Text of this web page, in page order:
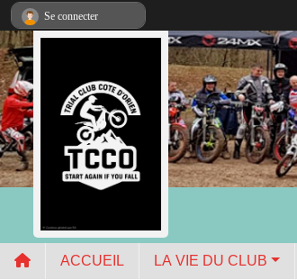
ACCUEIL LA VIE DU CLUB
Se connecter
Panneau de gestion des cookies